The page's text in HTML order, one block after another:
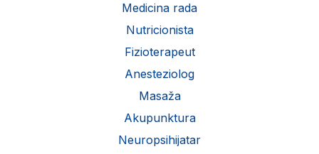
Medicina rada
Nutricionista
Fizioterapeut
Anesteziolog
Masaža
Akupunktura
Neuropsihijatar